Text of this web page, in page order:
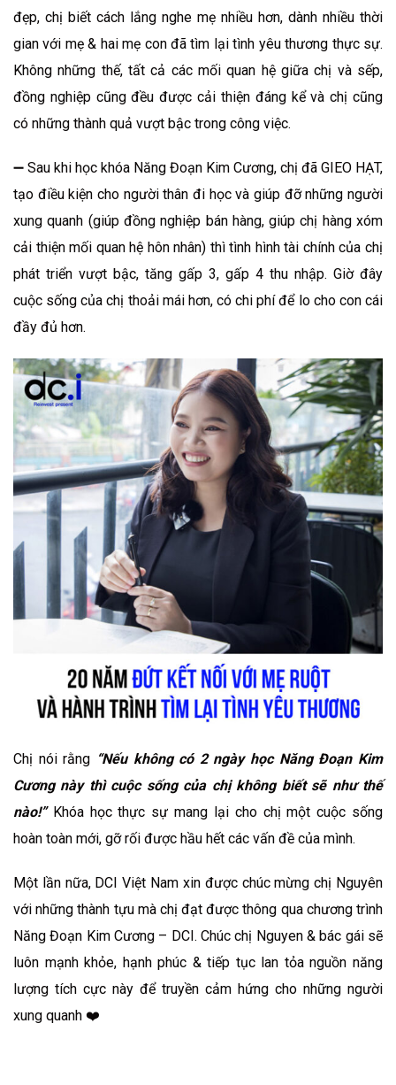
đẹp, chị biết cách lắng nghe mẹ nhiều hơn, dành nhiều thời
gian với mẹ & hai mẹ con đã tìm lại tình yêu thương thực sự.
Không những thế, tất cả các mối quan hệ giữa chị và sếp,
đồng nghiệp cũng đều được cải thiện đáng kể và chị cũng
có những thành quả vượt bậc trong công việc.
➖ Sau khi học khóa Năng Đoạn Kim Cương, chị đã GIEO HẠT,
tạo điều kiện cho người thân đi học và giúp đỡ những người
xung quanh (giúp đồng nghiệp bán hàng, giúp chị hàng xóm
cải thiện mối quan hệ hôn nhân) thì tình hình tài chính của chị
phát triển vượt bậc, tăng gấp 3, gấp 4 thu nhập. Giờ đây
cuộc sống của chị thoải mái hơn, có chi phí để lo cho con cái
đầy đủ hơn.
Chị nói rằng “Nếu không có 2 ngày học Năng Đoạn Kim
Cương này thì cuộc sống của chị không biết sẽ như thế
nào!” Khóa học thực sự mang lại cho chị một cuộc sống
hoàn toàn mới, gỡ rối được hầu hết các vấn đề của mình.
Một lần nữa, DCI Việt Nam xin được chúc mừng chị Nguyên
với những thành tựu mà chị đạt được thông qua chương trình
Năng Đoạn Kim Cương – DCI. Chúc chị Nguyen & bác gái sẽ
luôn mạnh khỏe, hạnh phúc & tiếp tục lan tỏa nguồn năng
lượng tích cực này để truyền cảm hứng cho những người
xung quanh ❤️